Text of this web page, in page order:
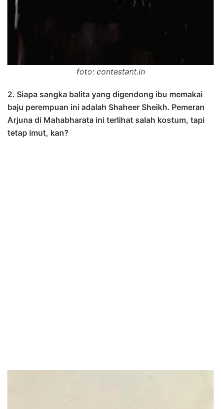
foto: contestant.in
2. Siapa sangka balita yang digendong ibu memakai
baju perempuan ini adalah Shaheer Sheikh. Pemeran
Arjuna di Mahabharata ini terlihat salah kostum, tapi
tetap imut, kan?